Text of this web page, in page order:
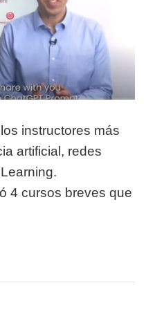
instructores más
artificial, redes
4 cursos breves que